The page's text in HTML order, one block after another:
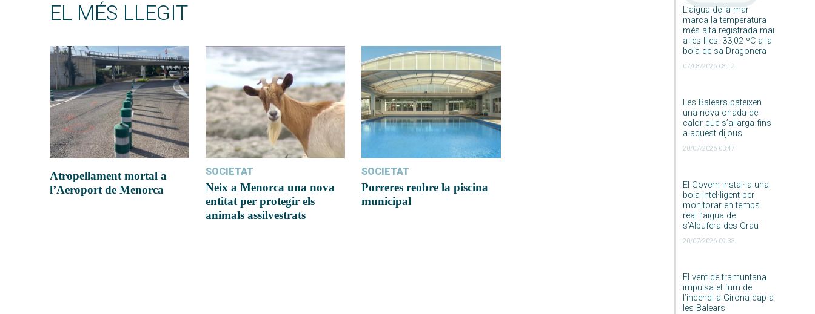
L’aigua de la mar
marca la temperatura
més alta registrada mai
a les Illes: 33,02 ºC a la
boia de sa Dragonera
07/08/2026 08:12
Les Balears pateixen
una nova onada de
calor que s’allarga fins
a aquest dijous
20/07/2026 03:47
El Govern instal·la una
boia intel·ligent per
monitorar en temps
real l’aigua de
s’Albufera des Grau
20/07/2026 09:33
El vent de tramuntana
impulsa el fum de
l’incendi a Girona cap a
les Balears
EL MÉS LLEGIT
Atropellament mortal a
l’Aeroport de Menorca
SOCIETAT
Neix a Menorca una nova
entitat per protegir els
animals assilvestrats
SOCIETAT
Porreres reobre la piscina
municipal